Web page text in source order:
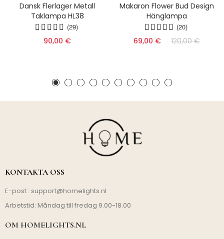
Dansk Flerlager Metall
Taklampa HL38
(29)
90,00 €
Makaron Flower Bud Design
Hänglampa
(20)
69,00 € 120,00 €
KONTAKTA OSS
E-post : support@homelights.nl
Arbetstid: Måndag till fredag 9.00-18.00
OM HOMELIGHTS.NL